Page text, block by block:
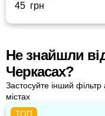
45 грн
Не знайшли
Черкасах?
Застосуйте інший
містах